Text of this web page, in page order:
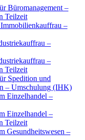
Büromanagement –
Teilzeit
–
–
–
Teilzeit
Spedition und
– Umschulung (IHK)
Einzelhandel –
Einzelhandel –
Teilzeit
Gesundheitswesen –